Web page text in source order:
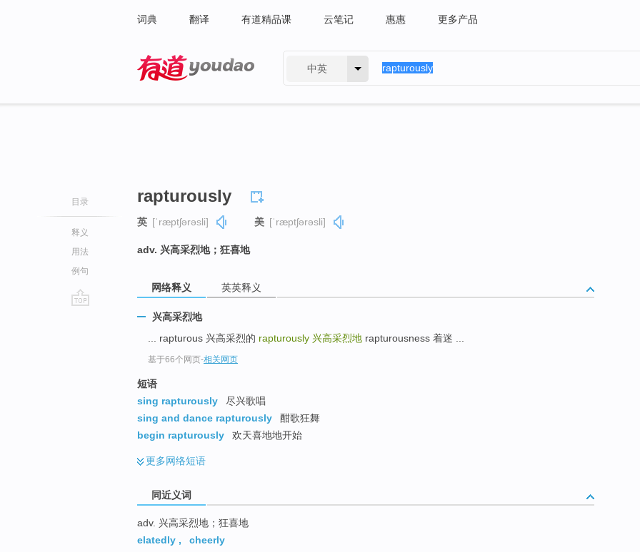
词典 翻译 有道精品课 云笔记 惠惠 更多产品
中英
目录
释义
用法
例句
rapturously
英 [ˈræptʃərəsli] 美 [ˈræptʃərəsli]
adv. 兴高采烈地；狂喜地
网络释义 英英释义
兴高采烈地
... rapturous 兴高采烈的 rapturously 兴高采烈地 rapturousness 着迷 ...
基于66个网页-相关网页
短语
sing rapturously
尽兴歌唱
sing and dance rapturously
酣歌狂舞
begin rapturously
欢天喜地地开始
更多网络短语
同近义词
adv. 兴高采烈地；狂喜地
elatedly , cheerly